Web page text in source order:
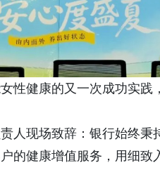
性健康的又一次成功实践
人现场致辞：银行始终秉
的健康增值服务，用细